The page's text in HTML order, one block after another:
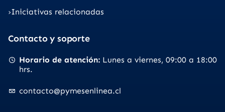
Iniciativas relacionadas
Contacto y soporte
Horario de atención Lunes a viernes 09:00 a 18:00
hrs.
contacto@pymesenlinea.cl